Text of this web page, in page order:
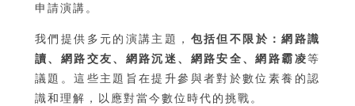
申請演講。
我們提供多元的演講主題， 包括但不限於：網路識
讀、網路交友、網路沉迷、網路安全、網路霸凌等
議題。這些主題旨在提升參與者對於數位素養的認
識和理解，以應對當今數位時代的挑戰。